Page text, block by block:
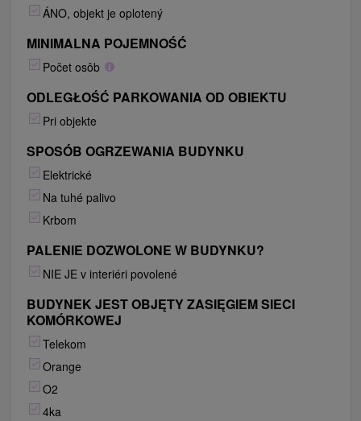
ÁNO, objekt je oplotený
MINIMALNA POJEMNOŚĆ
Počet osôb
ODLEGŁOŚĆ PARKOWANIA OD OBIEKTU
Pri objekte
SPOSÓB OGRZEWANIA BUDYNKU
Elektrické
Na tuhé palivo
Krbom
PALENIE DOZWOLONE W BUDYNKU?
NIE JE v interiéri povolené
BUDYNEK JEST OBJĘTY ZASIĘGIEM SIECI
KOMÓRKOWEJ
Telekom
Orange
O2
4ka